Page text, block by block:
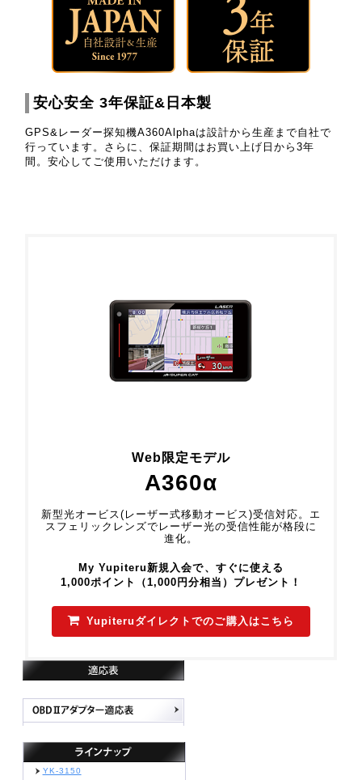
安心安全 3年保証&日本製
GPS&レーダー探知機A360Alphaは設計から生産まで自社で
行っています。さらに、保証期間はお買い上げ日から3年
間。安心してご使用いただけます。
Web限定モデル
A360α
新型光オービス(レーザー式移動オービス)受信対応。エ
スフェリックレンズでレーザー光の受信性能が格段に
進化。
My Yupiteru新規入会で、すぐに使える
1,000ポイント（1,000円分相当）プレゼント！
Yupiteruダイレクトでのご購入はこちら
YK-3150